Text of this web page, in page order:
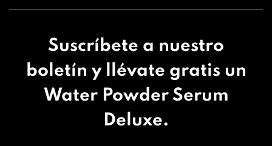
Suscríbete a nuestro
boletín y llévate gratis un
Water Powder Serum
Deluxe.